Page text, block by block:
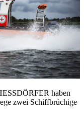
haben
zwei Schiffbrüchige